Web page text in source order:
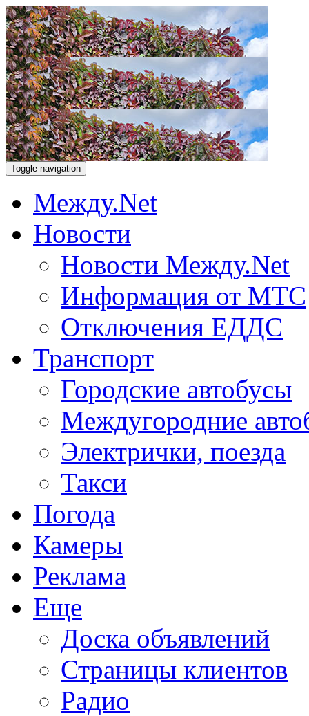
Toggle navigation
Между.Net
Новости
Новости Между.Net
Информация от МТС
Отключения ЕДДС
Транспорт
Городские автобусы
Междугородние
Электрички, поезда
Такси
Погода
Камеры
Реклама
Еще
Доска объявлений
Страницы клиентов
Радио